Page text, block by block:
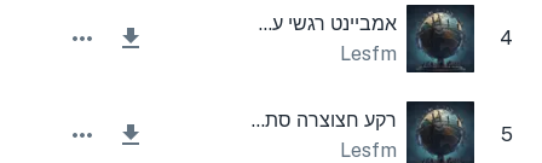
4
אמביינט רגשי עצוב
Lesfm
5
רקע חצוצרה סתיו תאגיד
Lesfm